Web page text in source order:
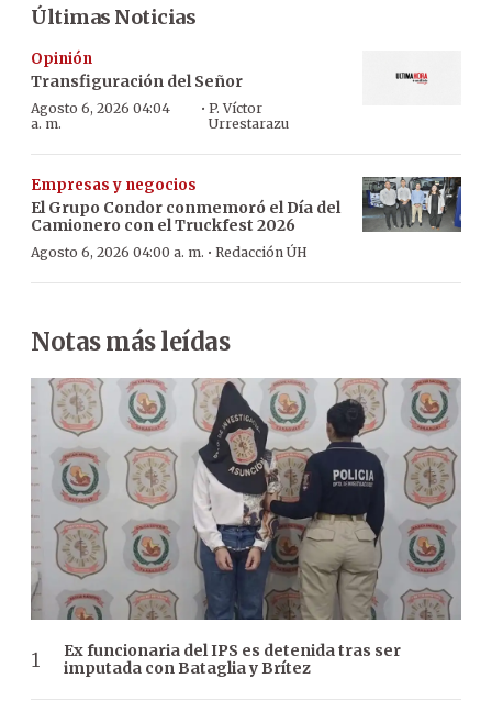
Últimas Noticias
Opinión
Transfiguración del Señor
Agosto 6, 2026 04:04
a. m.
· P. Víctor
Urrestarazu
Empresas y negocios
El Grupo Condor conmemoró el Día del
Camionero con el Truckfest 2026
Agosto 6, 2026 04:00 a. m. · Redacción ÚH
Notas más leídas
Ex funcionaria del IPS es detenida tras ser
imputada con Bataglia y Brítez